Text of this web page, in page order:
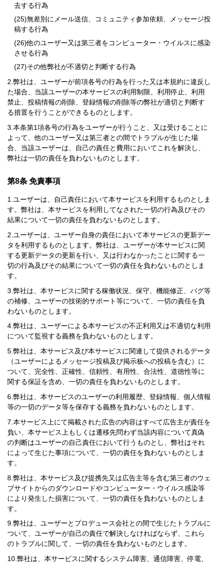
去する行為
無差別にメール送信、コミュニティ参加依頼、メッセージ投
稿する行為
他のユーザー又は第三者をコンピューター・ウイルスに感染
させる行為
その他弊社が不適切と判断する行為
弊社は、ユーザーが前項各号の行為を行った又は本規約に違反し
た場合、当該ユーザーの本サービスの利用制限、利用停止、利用
禁止、投稿情報の削除、登録情報の削除等の弊社が適切と判断す
る措置を行うことができるものとします。
本条第1項各号の行為をユーザーが行うこと、又は受けることに
よって、他のユーザー又は第三者との間でトラブルが生じた場
合、当該ユーザーは、自己の責任と費用においてこれを解決し、
弊社は一切の責任を負わないものとします。
第8条 免責事項
ユーザーは、自己責任において本サービスを利用するものとしま
す。弊社は、本サービスを利用してなされた一切の行為及びその
結果について一切の責任を負わないものとします。
ユーザーは、ユーザー自身の責任において本サービスの更新デー
タを利用するものとします。弊社は、ユーザーが本サービスに関
する更新データの更新を行い、又は行わなかったことに関する一
切の行為及びその結果について一切の責任を負わないものとしま
す。
弊社は、本サービスに関する稼働状況、保守、機能修正、バグ等
の補修、ユーザーの技術的サポート等について、一切の責任を負
わないものとします。
弊社は、ユーザーによる本サービスの不正利用又は不適切な利用
について監視する義務を負わないものとします。
弊社は、本サービス及び本サービスに関連して提供されるデータ
（ユーザーによるメッセージ投稿及び掲示板への投稿を含む）に
ついて、完全性、正確性、信頼性、有用性、合法性、道徳性等に
関する保証を含め、一切の責任を負わないものとします。
弊社は、本サービスのユーザーの利用履歴、登録情報、個人情報
等の一切のデータ等を保存する義務を負わないものとします。
本サービス上にて掲載された広告の内容はすべて広告主が責任を
負い、本サービス上もしくは遷移先問わず当該内容について真偽
の判断はユーザーの自己責任において行うものとし、弊社はそれ
によって生じた事項について、一切の責任を負わないものとしま
す。
弊社は、本サービス及び提携先又は広告主等を含む第三者のウェ
ブサイトからのダウンロードやコンピューター・ウイルス感染等
により発生した損害について、一切の責任を負わないものとしま
す。
弊社は、ユーザーとプロデュース会社との間で生じたトラブルに
ついて、ユーザーが自己の責任で解決しなければならず、これら
のトラブルに関して、一切の責任を負わないものとします。
弊社は、本サービスに関するシステム障害、通信障害、停電、